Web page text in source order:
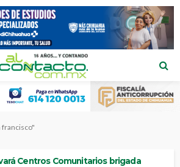
francisco"
Centros Comunitarios brigada